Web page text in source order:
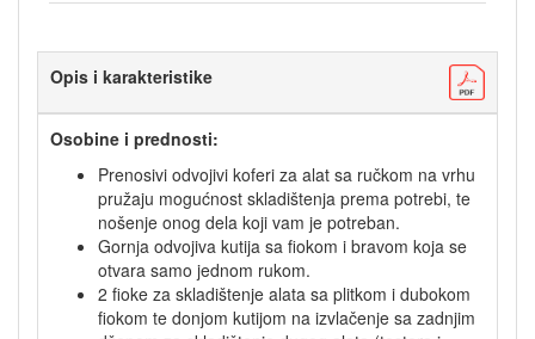
Opis i karakteristike
Osobine i prednosti:
Prenosivi odvojivi koferi za alat sa ručkom na vrhu
pružaju mogućnost skladištenja prema potrebi, te
nošenje onog dela koji vam je potreban.
Gornja odvojiva kutija sa fiokom i bravom koja se
otvara samo jednom rukom.
2 fioke za skladištenje alata sa plitkom i dubokom
fiokom te donjom kutijom na izvlačenje sa zadnjim